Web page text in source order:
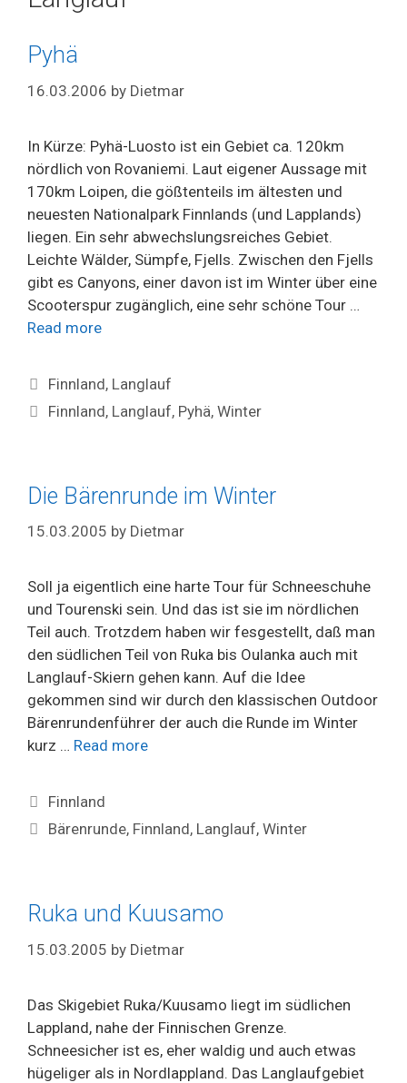
Pyhä
16.03.2006 by Dietmar
In Kürze: Pyhä-Luosto ist ein Gebiet ca. 120km
nördlich von Rovaniemi. Laut eigener Aussage mit
170km Loipen, die gößtenteils im ältesten und
neuesten Nationalpark Finnlands (und Lapplands)
liegen. Ein sehr abwechslungsreiches Gebiet.
Leichte Wälder, Sümpfe, Fjells. Zwischen den Fjells
gibt es Canyons, einer davon ist im Winter über eine
Scooterspur zugänglich, eine sehr schöne Tour …
Read more
Categories
Finnland, Langlauf
Tags
Finnland, Langlauf, Pyhä,Winter
Die Bärenrunde im Winter
15.03.2005 by Dietmar
Soll ja eigentlich eine harte Tour für Schneeschuhe
und Tourenski sein. Und das ist sie im nördlichen
Teil auch. Trotzdem haben wir fesgestellt, daß man
den südlichen Teil von Ruka bis Oulanka auch mit
Langlauf-Skiern gehen kann. Auf die Idee
gekommen sind wir durch den klassischen Outdoor
Bärenrundenführer der auch die Runde im Winter
kurz … Read more
Categories
Finnland
Tags
Bärenrunde, Finnland, Langlauf,Winter
Ruka und Kuusamo
15.03.2005 by Dietmar
Das Skigebiet Ruka/Kuusamo liegt im südlichen
Lappland, nahe der Finnischen Grenze.
Schneesicher ist es, eher waldig und auch etwas
hügeliger als in Nordlappland. Das Langlaufgebiet